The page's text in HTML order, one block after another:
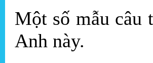
Một số mẫu câu
Anh này.